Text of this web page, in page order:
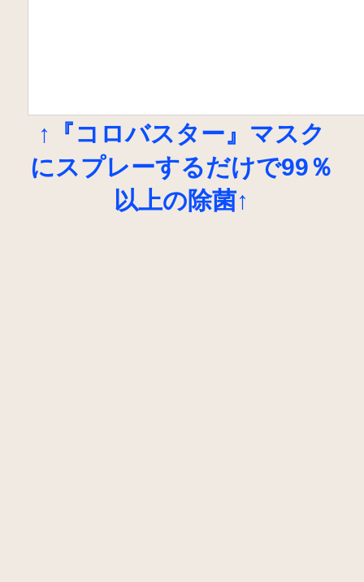
↑『コロバスター』マスク
にスプレーするだけで99％
以上の除菌↑